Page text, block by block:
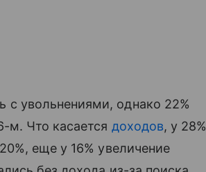
увольнениями, однако 22%
м. Что касается доходов, у 28%
еще у 16% увеличение